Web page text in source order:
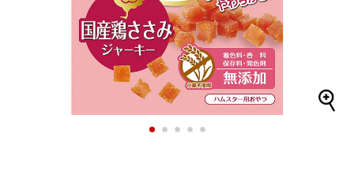
1 2 3 4 5